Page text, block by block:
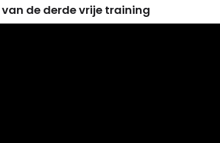
de derde vrije training